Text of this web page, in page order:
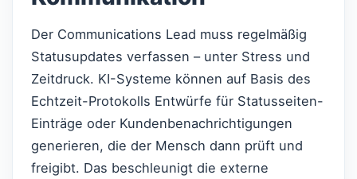
Der Communications Lead muss regelmäßig
Statusupdates verfassen – unter Stress und
Zeitdruck. KI-Systeme können auf Basis des
Echtzeit-Protokolls Entwürfe für Statusseiten-
Einträge oder Kundenbenachrichtigungen
generieren, die der Mensch dann prüft und
freigibt. Das beschleunigt die externe